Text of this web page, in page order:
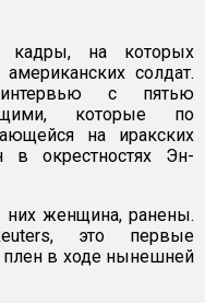
кадры, на которых
солдат.
с пятью
которые по
на иракских
окрестностях Эн-
женщина, ранены.
это первые
в ходе нынешней